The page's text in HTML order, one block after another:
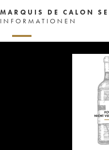
MARQUIS DE CALON
INFORMATIONEN